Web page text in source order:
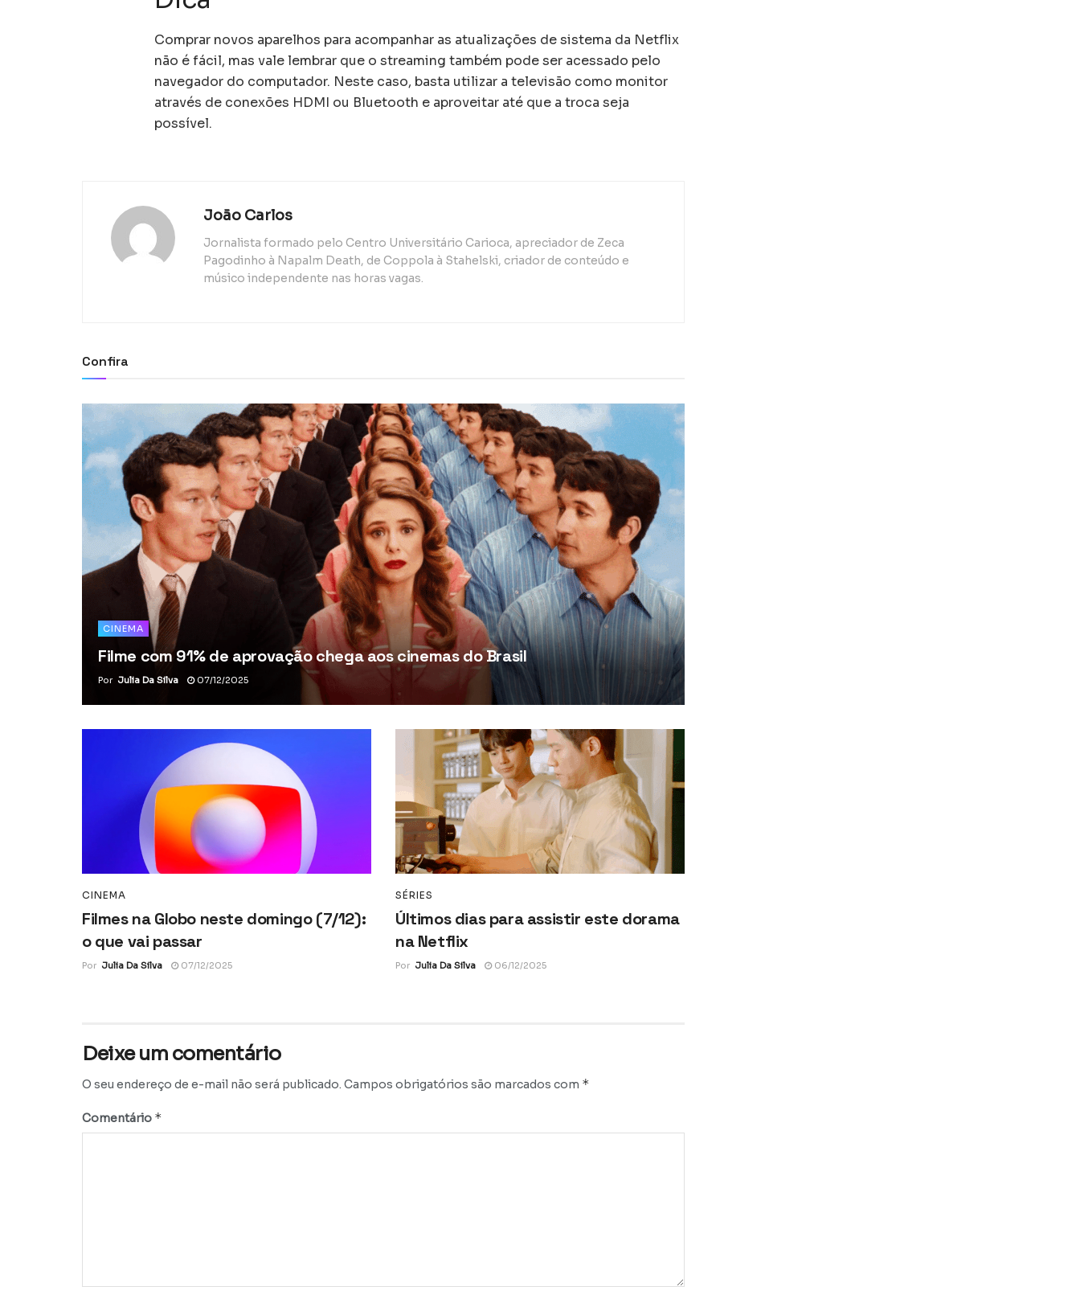
Comprar novos aparelhos para acompanhar as atualizações de sistema da Netflix
não é fácil, mas vale lembrar que o streaming também pode ser acessado pelo
navegador do computador. Neste caso, basta utilizar a televisão como monitor
através de conexões HDMI ou Bluetooth e aproveitar até que a troca seja
possível.
João Carlos
Jornalista formado pelo Centro Universitário Carioca, apreciador de Zeca
Pagodinho à Napalm Death, de Coppola à Stahelski, criador de conteúdo e
músico independente nas horas vagas.
Confira
CINEMA
Filme com 91% de aprovação chega aos cinemas do Brasil
Por Julia Da Silva 07/12/2025
CINEMA
Filmes na Globo neste domingo (7/12):
o que vai passar
Por Julia Da Silva 07/12/2025
SÉRIES
Últimos dias para assistir este dorama
na Netflix
Por Julia Da Silva 06/12/2025
Deixe um comentário
O seu endereço de e-mail não será publicado. Campos obrigatórios são marcados com *
Comentário *